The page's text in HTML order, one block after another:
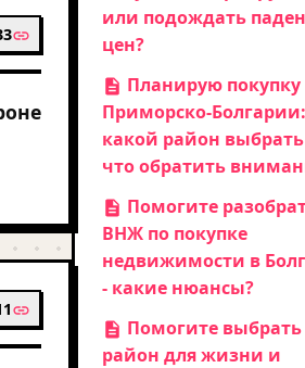
или подождать
цен?
Планирую покупку
Приморско-Болгарии:
какой район
что обратить
Помогите
ВНЖ по покупке
недвижимости в
- какие нюансы?
Помогите выбрать
район для жизни и